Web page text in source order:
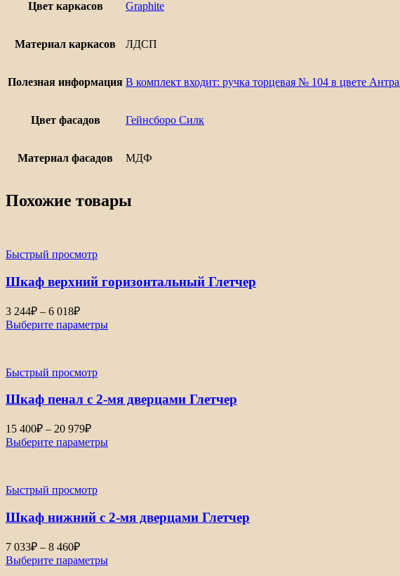
Цвет каркасов Graphite
Материал каркасов ЛДСП
Полезная информация В комплект входит: ручка торцевая № 104 в цвете
Цвет фасадов Гейнсборо Силк
Материал фасадов МДФ
Похожие товары
Быстрый просмотр
Шкаф верхний горизонтальный Глетчер
3 244₽ – 6 018₽Диапазон
цен:
3
6
Выберите параметры
Быстрый просмотр
Шкаф пенал с 2-мя дверцами Глетчер
15 400₽ – 20 979₽Диапазон
цен:
15
20
Выберите параметры
Быстрый просмотр
Шкаф нижний с 2-мя дверцами Глетчер
7 033₽ – 8 460₽Диапазон
цен:
7
Выберите параметры